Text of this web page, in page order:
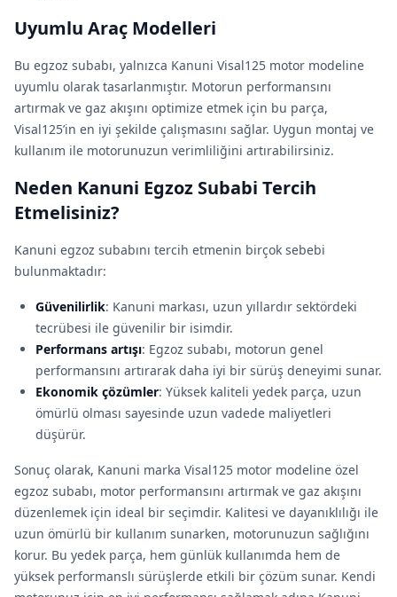
Uyumlu Araç Modelleri
Bu egzoz subabı, yalnızca Kanuni Visal125 motor modeline
uyumlu olarak tasarlanmıştır. Motorun performansını
artırmak ve gaz akışını optimize etmek için bu parça,
Visal125’in en iyi şekilde çalışmasını sağlar. Uygun montaj ve
kullanım ile motorunuzun verimliliğini artırabilirsiniz.
Neden Kanuni Egzoz Subabi Tercih
Etmelisiniz?
Kanuni egzoz subabını tercih etmenin birçok sebebi
bulunmaktadır:
Güvenilirlik: Kanuni markası, uzun yıllardır sektördeki
tecrübesi ile güvenilir bir isimdir.
Performans artışı: Egzoz subabı, motorun genel
performansını artırarak daha iyi bir sürüş deneyimi sunar.
Ekonomik çözümler: Yüksek kaliteli yedek parça, uzun
ömürlü olması sayesinde uzun vadede maliyetleri
düşürür.
Sonuç olarak, Kanuni marka Visal125 motor modeline özel
egzoz subabı, motor performansını artırmak ve gaz akışını
düzenlemek için ideal bir seçimdir. Kalitesi ve dayanıklılığı ile
uzun ömürlü bir kullanım sunarken, motorunuzun sağlığını
korur. Bu yedek parça, hem günlük kullanımda hem de
yüksek performanslı sürüşlerde etkili bir çözüm sunar. Kendi